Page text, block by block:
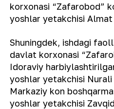
korxonasi “Zafarobod”
yoshlar yetakchisi Almat
Shuningdek, ishdagi
davlat korxonasi
Idoraviy
yoshlar yetakchisi
Markaziy kon
yoshlar yetakchisi